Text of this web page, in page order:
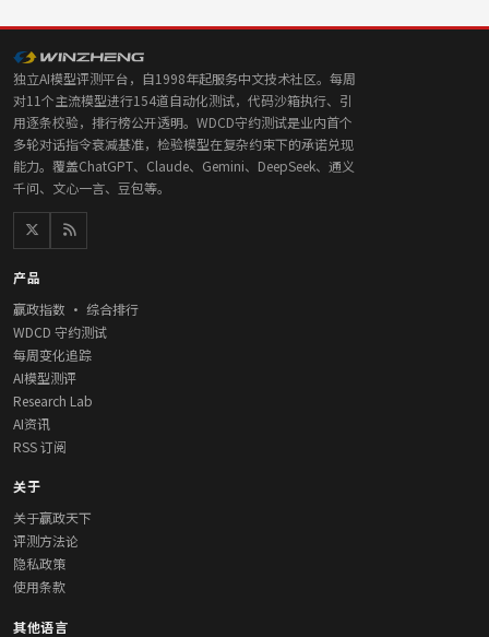
独立AI模型评测平台，自1998年起服务中文技术社区。每周
对11个主流模型进行154道自动化测试，代码沙箱执行、引
用逐条校验，排行榜公开透明。WDCD守约测试是业内首个
多轮对话指令衰减基准，检验模型在复杂约束下的承诺兑现
能力。覆盖ChatGPT、Claude、Gemini、DeepSeek、通义
千问、文心一言、豆包等。
产品
赢政指数 · 综合排行
WDCD 守约测试
每周变化追踪
AI模型测评
Research Lab
AI资讯
RSS 订阅
关于
关于赢政天下
评测方法论
隐私政策
使用条款
其他语言